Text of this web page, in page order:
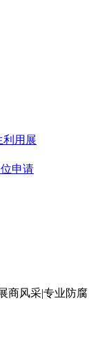
利用展
申请
商风采|专业防腐